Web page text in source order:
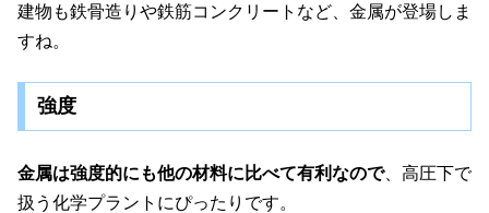
建物も鉄骨造りや鉄筋コンクリートなど、金属が登場しま
すね。
強度
金属は強度的にも他の材料に比べて有利なので、高圧下で
扱う化学プラントにぴったりです。